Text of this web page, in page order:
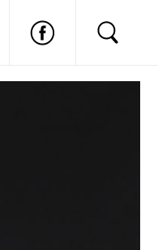
Nu ai cont?